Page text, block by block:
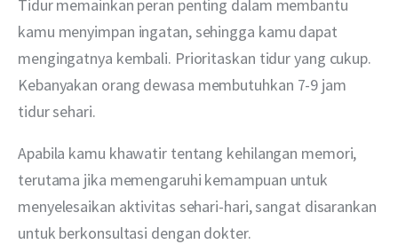
Tidur memainkan peran penting dalam membantu
kamu menyimpan ingatan, sehingga kamu dapat
mengingatnya kembali. Prioritaskan tidur yang cukup.
Kebanyakan orang dewasa membutuhkan 7-9 jam
tidur sehari.
Apabila kamu khawatir tentang kehilangan memori,
terutama jika memengaruhi kemampuan untuk
menyelesaikan aktivitas sehari-hari, sangat disarankan
untuk berkonsultasi dengan dokter.